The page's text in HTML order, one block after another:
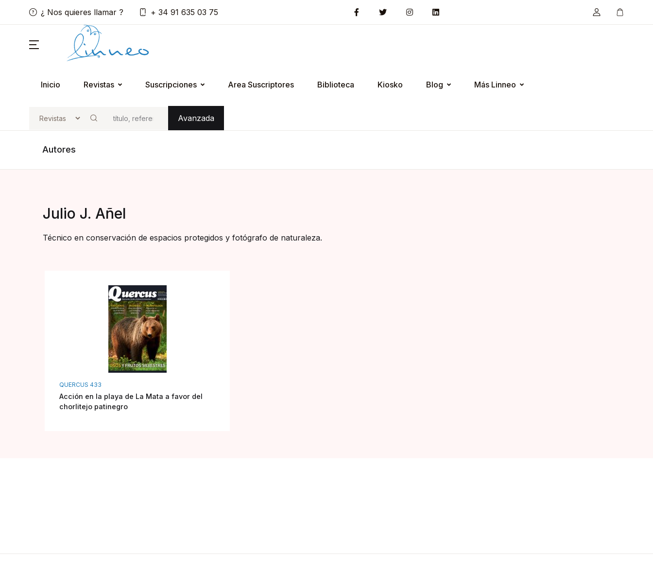
¿ Nos quieres llamar ? + 34 91 635 03 75
Inicio Revistas Suscripciones Area Suscriptores Biblioteca Kiosko Blog Más Linneo
Buscar
Avanzada
Autores
Julio J. Añel
Técnico en conservación de espacios protegidos y fotógrafo de naturaleza.
QUERCUS 433
Acción en la playa de La Mata a favor del
chorlitejo patinegro